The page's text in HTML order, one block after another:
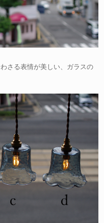
さる表情が美しい、ガラスの